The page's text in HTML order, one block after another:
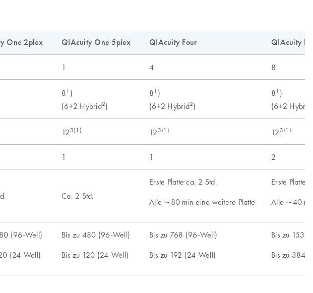
One 2plex QIAcuity One 5plex QIAcuity Four QIAcuity
1 4 8
8 1 )
(6+2 Hybrid2)
8 1 )
(6+2 Hybrid2)
8 1 )
(6+2 Hybrid
12 3)1) 12 3)1) 12 3)1)
1 1 2
Ca. 2 Std.
Erste Platte ca. 2 Std.
Alle ∼80 min eine weitere Platte
Erste Platte
Alle ∼40
(96-Well)
(24-Well)
Bis zu 480 (96-Well)
Bis zu 120 (24-Well)
Bis zu 768 (96-Well)
Bis zu 192 (24-Well)
Bis zu
Bis zu 384